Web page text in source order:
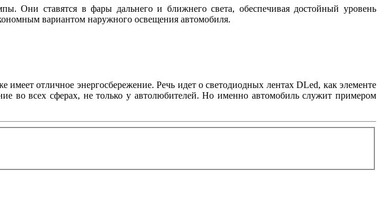
Они ставятся в фары дальнего и ближнего света, обеспечивая достойный уровень
вариантом наружного освещения автомобиля.
отличное энергосбережение. Речь идет о светодиодных лентах DLed, как элементе
во всех сферах, не только у автолюбителей. Но именно автомобиль служит примером